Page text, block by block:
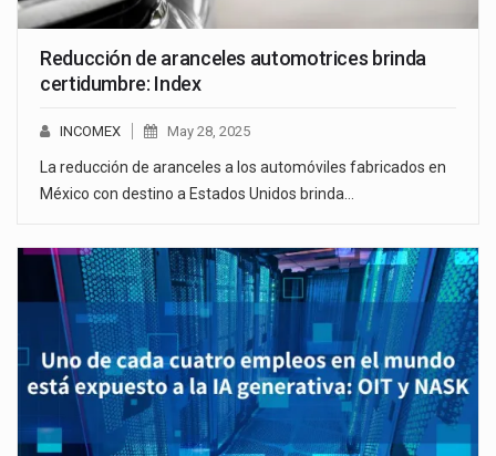
Reducción de aranceles automotrices brinda
certidumbre: Index
INCOMEX May 28, 2025
La reducción de aranceles a los automóviles fabricados en
México con destino a Estados Unidos brinda…